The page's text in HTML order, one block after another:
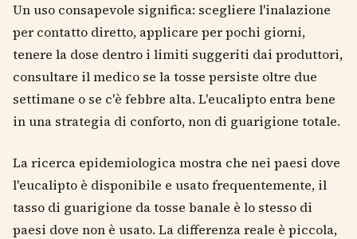
Un uso consapevole significa: scegliere l'inalazione
per contatto diretto, applicare per pochi giorni,
tenere la dose dentro i limiti suggeriti dai produttori,
consultare il medico se la tosse persiste oltre due
settimane o se c'è febbre alta. L'eucalipto entra bene
in una strategia di conforto, non di guarigione totale.
La ricerca epidemiologica mostra che nei paesi dove
l'eucalipto è disponibile e usato frequentemente, il
tasso di guarigione da tosse banale è lo stesso di
paesi dove non è usato. La differenza reale è piccola,